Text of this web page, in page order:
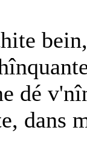
dé
dans